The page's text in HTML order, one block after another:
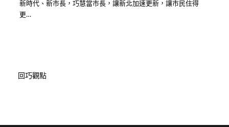
新時代、新市長，巧慧當市長，讓新北加速更新，讓市民住得
更…
回巧觀點